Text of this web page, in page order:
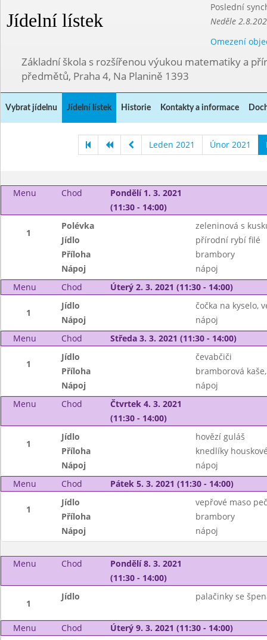
Jídelní lístek
Poslední
Neděle
Omezení
Základní škola s rozšířenou výukou matematiky a
předmětů, Praha 4, Na Planině 1393
Vybrat jídelnu Jídelní lístek Historie Kontakty a informace
Leden 2021 Únor 2021
Menu Chod
Pondělí 1. 3. 2021
(11:30 - 14:00)
1
Polévka
zeleninová s
Jídlo
přírodní rybí filé
Příloha
brambory
Nápoj
nápoj
Menu
Chod Úterý 2. 3. 2021 (11:30 - 14:00)
1
Jídlo
čočka na kyselo,
Nápoj
nápoj
Menu
Chod Středa 3. 3. 2021 (11:30 - 14:00)
1
Jídlo
čevabčiči
Příloha
bramborová
Nápoj
nápoj
Menu
Chod
Čtvrtek 4. 3. 2021
(11:30 - 14:00)
1
Jídlo
hovězí guláš
Příloha
knedlíky
Nápoj
nápoj
Menu
Chod Pátek 5. 3. 2021 (11:30 - 14:00)
1
Jídlo
vepřové maso
Příloha
brambory
Nápoj
nápoj
Menu Chod
Pondělí 8. 3. 2021
(11:30 - 14:00)
1
Jídlo palačinky se
Menu Chod Úterý 9. 3. 2021 (11:30 - 14:00)